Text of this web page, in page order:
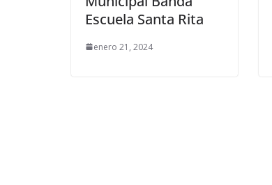
Escuela Santa Rita
enero 21, 2024